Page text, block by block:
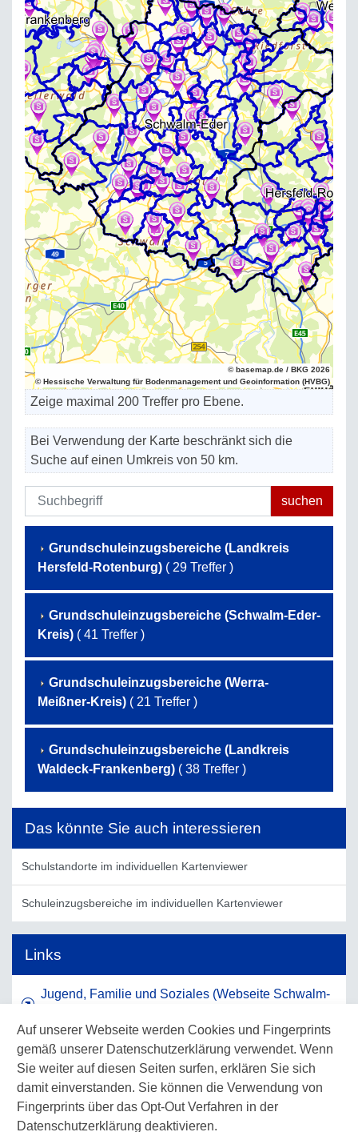
Auf unserer Webseite werden Cookies und Fingerprints
gemäß unserer Datenschutzerklärung verwendet. Wenn
Sie weiter auf diesen Seiten surfen, erklären Sie sich
damit einverstanden. Sie können die Verwendung von
Fingerprints über das Opt-Out Verfahren in der
Datenschutzerklärung deaktivieren.
© basemap.de / BKG 2026
© Hessische Verwaltung für Bodenmanagement und Geoinformation (HVBG)
Zeige maximal 200 Treffer pro Ebene.
Bei Verwendung der Karte beschränkt sich die
Suche auf einen Umkreis von 50 km.
Grundschuleinzugsbereiche (Landkreis
Hersfeld-Rotenburg) ( 29 Treffer )
Grundschuleinzugsbereiche (Schwalm-Eder-
Kreis) ( 41 Treffer )
Grundschuleinzugsbereiche (Werra-
Meißner-Kreis) ( 21 Treffer )
Grundschuleinzugsbereiche (Landkreis
Waldeck-Frankenberg) ( 38 Treffer )
Das könnte Sie auch interessieren
Schulstandorte im individuellen Kartenviewer
Schuleinzugsbereiche im individuellen Kartenviewer
Links
Jugend, Familie und Soziales (Webseite Schwalm-
Schulen und Bildung (Webseite Waldeck-
Frankenberg)
Familiennetz Werra-Meißner (Webseite Werra-